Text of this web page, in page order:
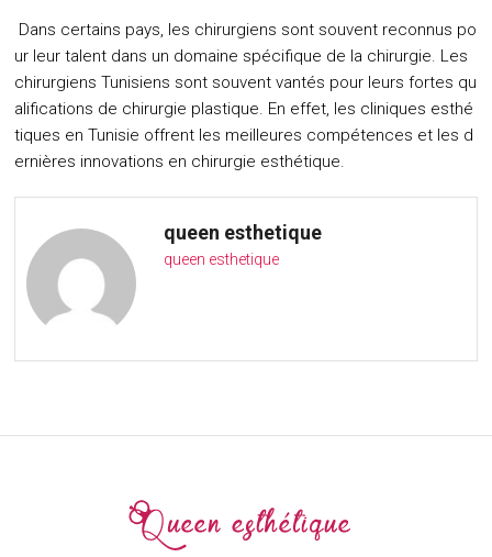
Dans certains pays, les chirurgiens sont souvent reconnus po
ur leur talent dans un domaine spécifique de la chirurgie. Les
chirurgiens Tunisiens sont souvent vantés pour leurs fortes qu
alifications de chirurgie plastique. En effet, les cliniques esthé
tiques en Tunisie offrent les meilleures compétences et les d
ernières innovations en chirurgie esthétique.
queen esthetique
queen esthetique